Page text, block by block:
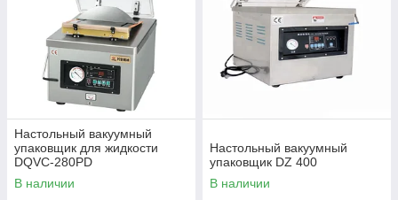
Настольный вакуумный
упаковщик для жидкости
DQVC-280PD
В наличии
Настольный вакуумный
упаковщик DZ 400
В наличии